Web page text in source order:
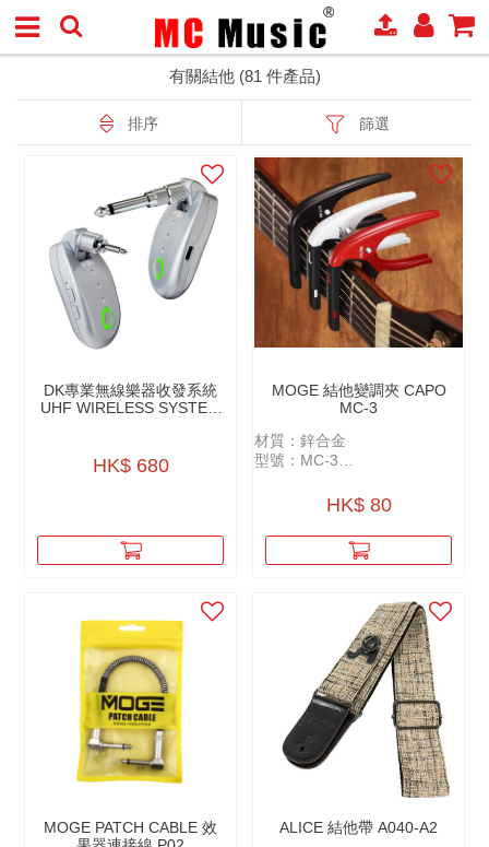
有關結他 (81 件產品)
排序 篩選
DK專業無線樂器收發系統
UHF WIRELESS SYSTEM
HK$ 680
MOGE 結他變調夾 CAPO
MC-3
材質：鋅合金
型號：MC-3
HK$ 80
MOGE PATCH CABLE 效
ALICE 結他帶 A040-A2